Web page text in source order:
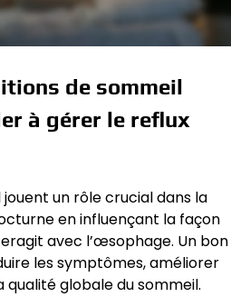
de sommeil
à gérer le reflux
un rôle crucial dans la
en influençant la façon
avec l’œsophage. Un bon
les symptômes, améliorer
globale du sommeil.